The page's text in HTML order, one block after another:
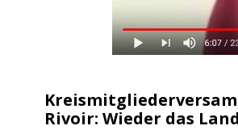
Rivoir: Wieder das